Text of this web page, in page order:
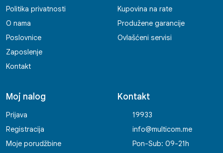
Politika privatnosti
O nama
Poslovnice
Zaposlenje
Kontakt
Kupovina na rate
Produžene garancije
Ovlašćeni servisi
Moj nalog
Prijava
Registracija
Moje porudžbine
Kontakt
19933
info@multicom.me
Pon-Sub: 09-21h